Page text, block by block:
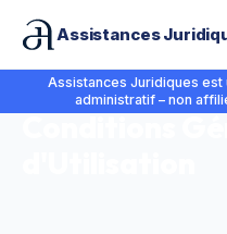
Assistances
Assistances Juridiques
administratif – non